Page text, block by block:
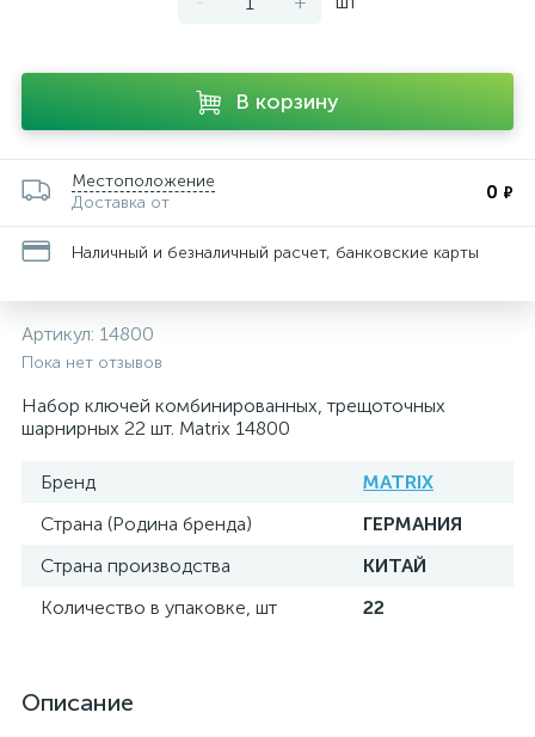
В корзину
Местоположение
Доставка от
0 ₽
Наличный и безналичный расчет, банковские карты
Артикул: 14800
Пока нет отзывов
Набор ключей комбинированных, трещоточных
шарнирных 22 шт. Matrix 14800
Бренд
MATRIX
Страна (Родина бренда)
ГЕРМАНИЯ
Страна производства
КИТАЙ
Количество в упаковке, шт
22
Описание